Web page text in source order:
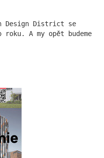
Design District se
A my opět budeme